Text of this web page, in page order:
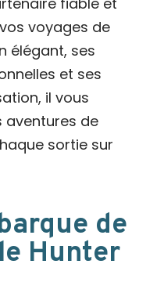
voyages de
élégant, ses
et ses
il vous
aventures de
sortie sur
de
Hunter